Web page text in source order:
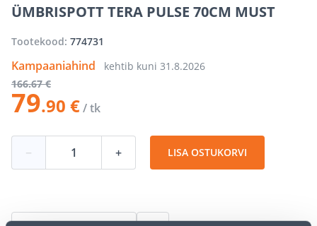
ÜMBRISPOTT TERA PULSE 70CM MUST
Tootekood: 774731
Kampaaniahind kehtib kuni 31.8.2026
166.67 €
79.90 €/ tk
− + LISA OSTUKORVI